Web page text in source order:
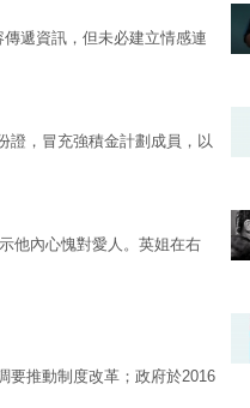
遞資訊，但未必建立情感連
證，冒充強積金計劃成員，以
他內心愧對愛人。英姐在右
要推動制度改革；政府於2016